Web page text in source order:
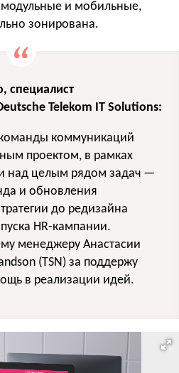
модульные и мобильные,
зонирована.
специалист
Telekom IT Solutions:
коммуникаций
проектом, в рамках
над целым рядом задач —
и обновления
до редизайна
HR-кампании.
менеджеру Анастасии
(TSN) за поддержу
в реализации идей.